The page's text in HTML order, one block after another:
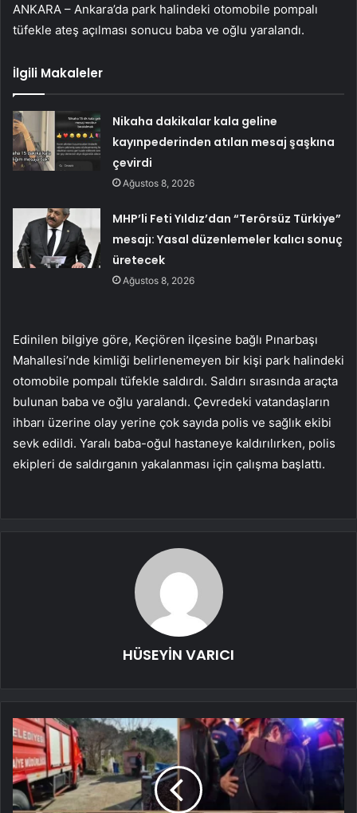
ANKARA – Ankara’da park halindeki otomobile pompalı
tüfekle ateş açılması sonucu baba ve oğlu yaralandı.
İlgili Makaleler
Nikaha dakikalar kala geline
kayınpederinden atılan mesaj şaşkına
çevirdi
Ağustos 8, 2026
MHP’li Feti Yıldız’dan “Terörsüz Türkiye”
mesajı: Yasal düzenlemeler kalıcı sonuç
üretecek
Ağustos 8, 2026
Edinilen bilgiye göre, Keçiören ilçesine bağlı Pınarbaşı
Mahallesi’nde kimliği belirlenemeyen bir kişi park halindeki
otomobile pompalı tüfekle saldırdı. Saldırı sırasında araçta
bulunan baba ve oğlu yaralandı. Çevredeki vatandaşların
ihbarı üzerine olay yerine çok sayıda polis ve sağlık ekibi
sevk edildi. Yaralı baba-oğul hastaneye kaldırılırken, polis
ekipleri de saldırganın yakalanması için çalışma başlattı.
HÜSEYİN VARICI